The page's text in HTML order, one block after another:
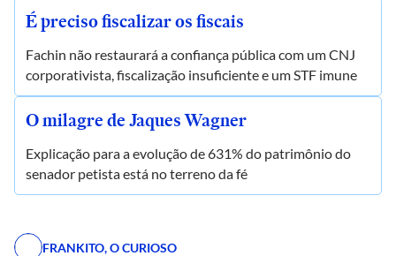
É preciso fiscalizar os fiscais
Fachin não restaurará a confiança pública com um CNJ
corporativista, fiscalização insuficiente e um STF imune
O milagre de Jaques Wagner
Explicação para a evolução de 631% do patrimônio do
senador petista está no terreno da fé
FRANKITO, O CURIOSO